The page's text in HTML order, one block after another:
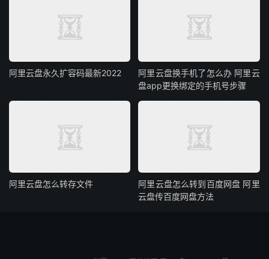
阿里云盘永久扩容码最新2022
阿里云盘换手机了怎么办 阿里云
盘app更换绑定的手机号步骤
阿里云盘怎么转存文件
阿里云盘怎么转到百度网盘 阿里
云盘传百度网盘方法